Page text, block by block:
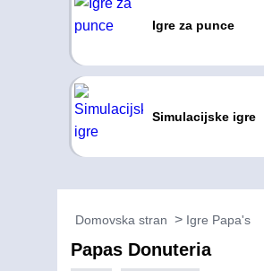
Igre za punce
Simulacijske igre
Domovska stran Igre Papa's
Papas Donuteria